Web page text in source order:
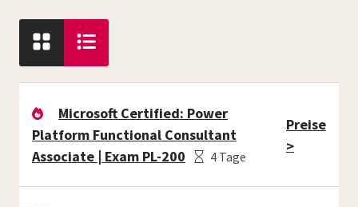
Microsoft Certified: Power
Platform Functional Consultant
Associate | Exam PL-200
4 Tage
Preise
>